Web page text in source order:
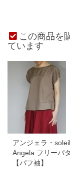
この商品を
ています
アンジェラ・
Angela フリーパ
【パフ袖】